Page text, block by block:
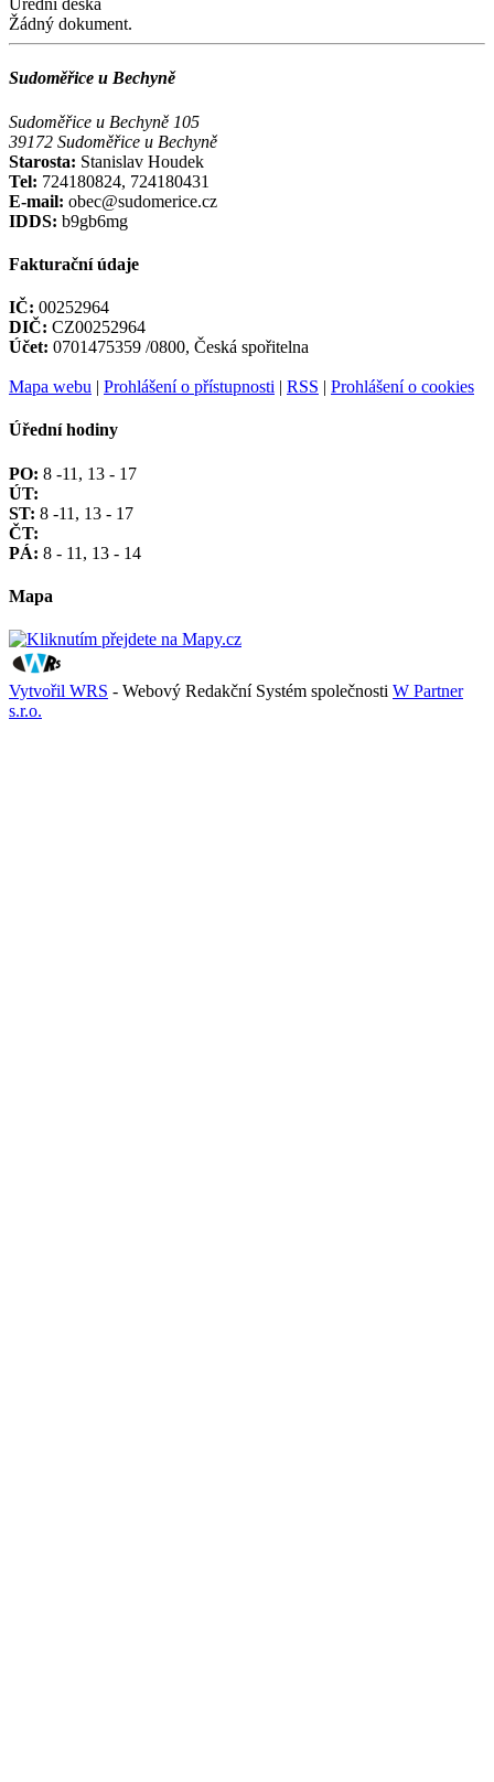
Úřední deska
Žádný dokument.
Sudoměřice u Bechyně
Sudoměřice u Bechyně 105
39172 Sudoměřice u Bechyně
Starosta: Stanislav Houdek
Tel: 724180824, 724180431
E-mail: obec@sudomerice.cz
IDDS: b9gb6mg
Fakturační údaje
IČ: 00252964
DIČ: CZ00252964
Účet: 0701475359 /0800, Česká spořitelna
Mapa webu | Prohlášení o přístupnosti | RSS | Prohlášení o cookies
Úřední hodiny
PO: 8 -11, 13 - 17
ÚT:
ST: 8 -11, 13 - 17
ČT:
PÁ: 8 - 11, 13 - 14
Mapa
Vytvořil WRS - Webový Redakční Systém společnosti W Partner
s.r.o.